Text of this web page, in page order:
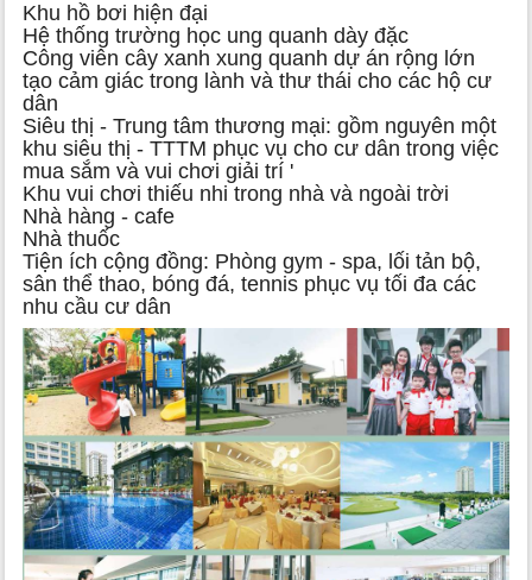
Khu hồ bơi hiện đại
Hệ thống trường học ung quanh dày đặc
Công viên cây xanh xung quanh dự án rộng lớn
tạo cảm giác trong lành và thư thái cho các hộ cư
dân
Siêu thị - Trung tâm thương mại: gồm nguyên một
khu siêu thị - TTTM phục vụ cho cư dân trong việc
mua sắm và vui chơi giải trí '
Khu vui chơi thiếu nhi trong nhà và ngoài trời
Nhà hàng - cafe
Nhà thuốc
Tiện ích cộng đồng: Phòng gym - spa, lối tản bộ,
sân thể thao, bóng đá, tennis phục vụ tối đa các
nhu cầu cư dân